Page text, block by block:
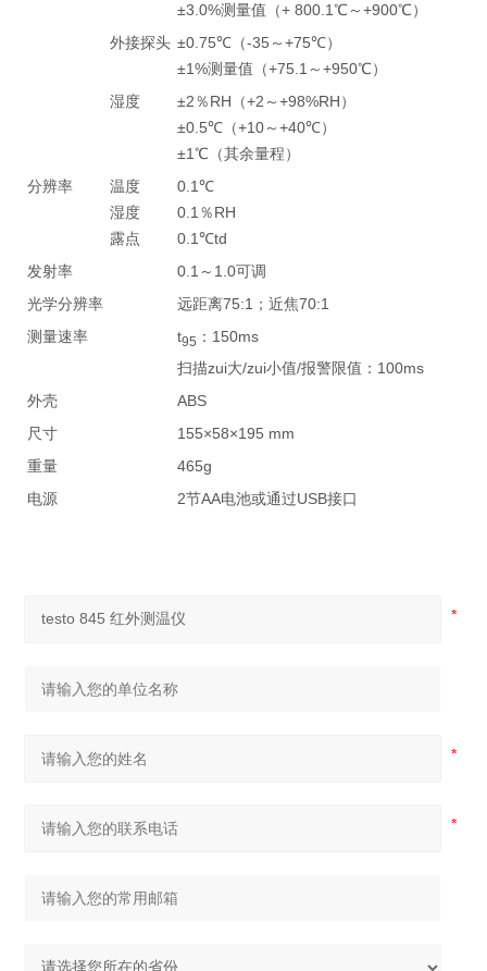
±3.0%测量值（+ 800.1℃～+900℃）
外接探头 ±0.75℃（-35～+75℃）
±1%测量值（+75.1～+950℃）
湿度
±2％RH（+2～+98%RH）
±0.5℃（+10～+40℃）
±1℃（其余量程）
分辨率
温度
湿度
露点
0.1℃
0.1％RH
0.1℃td
发射率
0.1～1.0可调
光学分辨率
远距离75:1；近焦70:1
测量速率
t95 ：150ms
扫描zui大/zui小值/报警限值：100ms
外壳
ABS
尺寸
155×58×195 mm
重量
465g
电源
2节AA电池或通过USB接口